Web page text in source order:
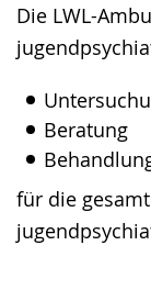
Die LWL-
Beratung
für die
wechseln.
Deutscher
wird
angezeigt.